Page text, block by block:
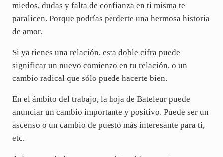
miedos, dudas y falta de confianza en ti misma te
paralicen. Porque podrías perderte una hermosa historia
de amor.
Si ya tienes una relación, esta doble cifra puede
significar un nuevo comienzo en tu relación, o un
cambio radical que sólo puede hacerte bien.
En el ámbito del trabajo, la hoja de Bateleur puede
anunciar un cambio importante y positivo. Puede ser un
ascenso o un cambio de puesto más interesante para ti,
etc.